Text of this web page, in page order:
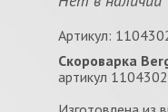
Артикул:
Скороварка
артикул